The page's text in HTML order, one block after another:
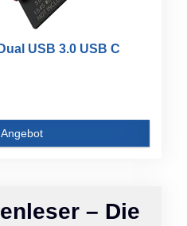
– Die
USB 3.0 USB C